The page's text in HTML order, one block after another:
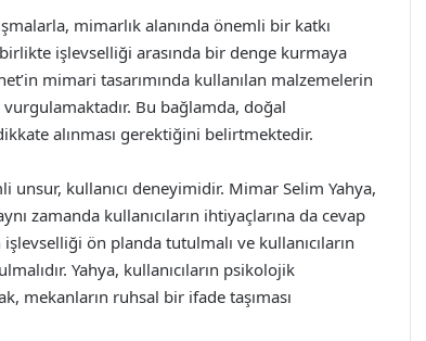
mimarlık alanında önemli bir katkı
işlevselliği arasında bir denge kurmaya
mimari tasarımında kullanılan malzemelerin
Bu bağlamda, doğal
alınması gerektiğini belirtmektedir.
unsur, kullanıcı deneyimidir. Mimar Selim Yahya,
zamanda kullanıcıların ihtiyaçlarına da cevap
ön planda tutulmalı ve kullanıcıların
Yahya, kullanıcıların psikolojik
mekanların ruhsal bir ifade taşıması